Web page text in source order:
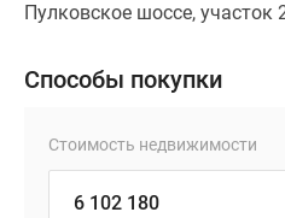
Пулковское шоссе, участок
Способы покупки
Стоимость недвижимости